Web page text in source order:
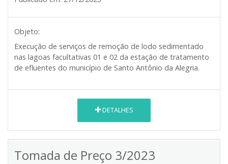
Objeto:
Execução de serviços de remoção de lodo sedimentado
nas lagoas facultativas 01 e 02 da estação de tratamento
de efluentes do município de Santo Antônio da Alegria.
DETALHES
Tomada de Preço 3/2023